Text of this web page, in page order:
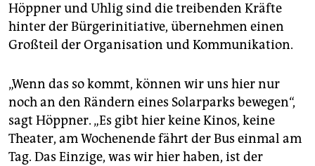
Höppner und Uhlig sind die treibenden Kräfte
hinter der Bürgerinitiative, übernehmen einen
Großteil der Organisation und Kommunikation.
„Wenn das so kommt, können wir uns hier nur
noch an den Rändern eines Solarparks bewegen“,
sagt Höppner. „Es gibt hier keine Kinos, keine
Theater, am Wochenende fährt der Bus einmal am
Tag. Das Einzige, was wir hier haben, ist der